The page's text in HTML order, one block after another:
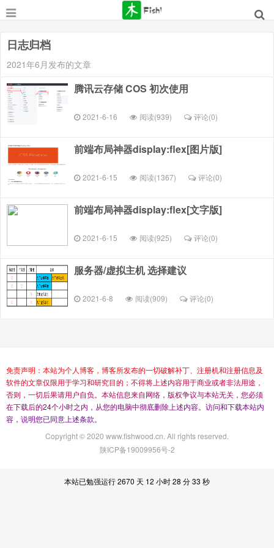
日志归档
2021年6月发布的文章
腾讯云存储 COS 初次使用
2021-6-16 阅读(939) 评论(0)
前端布局神器display:flex[图片版]
2021-6-15 阅读(1367) 评论(0)
前端布局神器display:flex[文字版]
2021-6-15 阅读(925) 评论(0)
服务器/虚拟主机 选择建议
2021-6-8 阅读(909) 评论(0)
免责声明 ： 本站为个人博客 ， 博客所发布的一切破解补丁 注册机和注册信息及
软件的文章仅限用于学习和研究目的 ； 不得将 上述内容用于商业或者非法用途 ，
否则 ， 一切后果请用户自负。 本站信息来自网络 ， 版权争议与本站无关 ， 您必须
在下载后的24个小时之内 ， 从您的电脑中彻底删除 上述内容。 访问和下载本站内
容 ， 说明您已同意 上述条款。
Copyright © 2020 www.fishwood.cn. All rights reserved.
陕ICP备19009956号-2
本站已勉强运行 2670 天 12 小时 28 分 33 秒